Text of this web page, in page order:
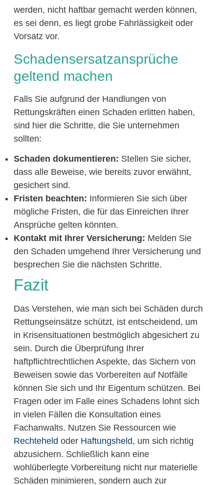
werden, nicht haftbar gemacht werden können,
es sei denn, es liegt grobe Fahrlässigkeit oder
Vorsatz vor.
Schadensersatzansprüche
geltend machen
Falls Sie aufgrund der Handlungen von
Rettungskräften einen Schaden erlitten haben,
sind hier die Schritte, die Sie unternehmen
sollten:
Schaden dokumentieren: Stellen Sie sicher,
dass alle Beweise, wie bereits zuvor erwähnt,
gesichert sind.
Fristen beachten: Informieren Sie sich über
mögliche Fristen, die für das Einreichen Ihrer
Ansprüche gelten könnten.
Kontakt mit Ihrer Versicherung: Melden Sie
den Schaden umgehend Ihrer Versicherung und
besprechen Sie die nächsten Schritte.
Fazit
Das Verstehen, wie man sich bei Schäden durch
Rettungseinsätze schützt, ist entscheidend, um
in Krisensituationen bestmöglich abgesichert zu
sein. Durch die Überprüfung Ihrer
haftpflichtrechtlichen Aspekte, das Sichern von
Beweisen sowie das Vorbereiten auf Notfälle
können Sie sich und Ihr Eigentum schützen. Bei
Fragen oder im Falle eines Schadens lohnt sich
in vielen Fällen die Konsultation eines
Fachanwalts. Nutzen Sie Ressourcen wie
Rechteheld oder Haftungsheld, um sich richtig
abzusichern. Schließlich kann eine
wohlüberlegte Vorbereitung nicht nur materielle
Schäden minimieren, sondern auch zur